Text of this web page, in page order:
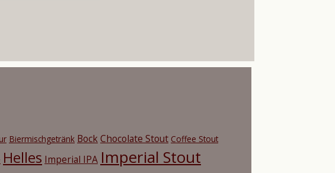
Biermischgetränk BockChocolate Stout Coffee Stout
Helles Imperial IPA Imperial Stout